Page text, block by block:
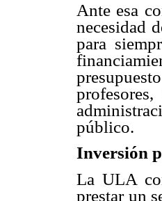
Ante esa
necesidad
para
público.
Inversión
La ULA
prestar un